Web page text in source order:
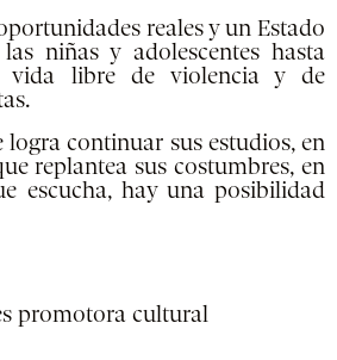
reales y un Estado
niñas y adolescentes hasta
vida libre de violencia y de
logra continuar sus estudios, en
replantea sus costumbres, en
escucha, hay una posibilidad
promotora cultural